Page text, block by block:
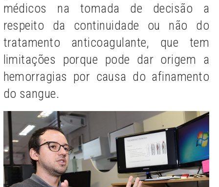
médicos na tomada de decisão a
respeito da continuidade ou não do
tratamento anticoagulante, que tem
limitações porque pode dar origem a
hemorragias por causa do afinamento
do sangue.